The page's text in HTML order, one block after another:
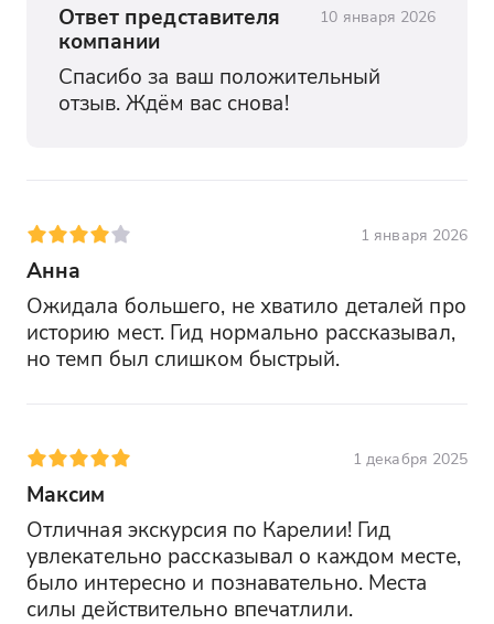
Ответ представителя
компании
10 января 2026
Спасибо за ваш положительный
отзыв. Ждём вас снова!
1 января 2026
Анна
Ожидала большего, не хватило деталей про
историю мест. Гид нормально рассказывал,
но темп был слишком быстрый.
1 декабря 2025
Максим
Отличная экскурсия по Карелии! Гид
увлекательно рассказывал о каждом месте,
было интересно и познавательно. Места
силы действительно впечатлили.